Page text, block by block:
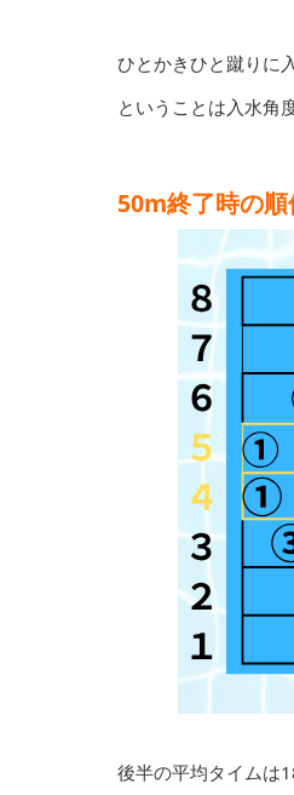
ひとかきひと蹴りに
ということは入水角
50m終了時の順
後半の平均タイムは